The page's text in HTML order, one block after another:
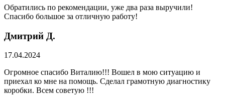
Обратились по рекомендации, уже два раза выручили!
Спасибо большое за отличную работу!
Дмитрий Д.
17.04.2024
Огромное спасибо Виталию!!! Вошел в мою ситуацию и
приехал ко мне на помощь. Сделал грамотную диагностику
коробки. Всем советую !!!